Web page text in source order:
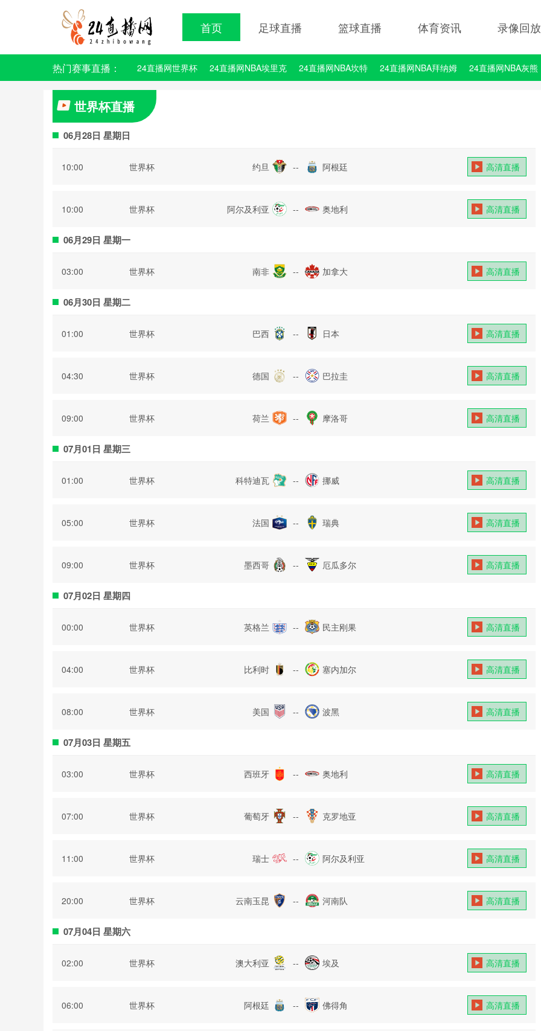
首页 足球直播 篮球直播 体育资讯 录像回放
热门赛事直播： 24直播网世界杯 24直播网NBA埃里克 24直播网NBA坎特 24直播网NBA拜纳姆 24直播网NBA灰熊
世界杯直播
06月28日 星期日
10:00 世界杯 约旦 -- 阿根廷 高清直播
10:00 世界杯 阿尔及利亚 -- 奥地利 高清直播
06月29日 星期一
03:00 世界杯 南非 -- 加拿大 高清直播
06月30日 星期二
01:00 世界杯 巴西 -- 日本 高清直播
04:30 世界杯 德国 -- 巴拉圭 高清直播
09:00 世界杯 荷兰 -- 摩洛哥 高清直播
07月01日 星期三
01:00 世界杯 科特迪瓦 -- 挪威 高清直播
05:00 世界杯 法国 -- 瑞典 高清直播
09:00 世界杯 墨西哥 -- 厄瓜多尔 高清直播
07月02日 星期四
00:00 世界杯 英格兰 -- 民主刚果 高清直播
04:00 世界杯 比利时 -- 塞内加尔 高清直播
08:00 世界杯 美国 -- 波黑 高清直播
07月03日 星期五
03:00 世界杯 西班牙 -- 奥地利 高清直播
07:00 世界杯 葡萄牙 -- 克罗地亚 高清直播
11:00 世界杯 瑞士 -- 阿尔及利亚 高清直播
20:00 世界杯 云南玉昆 -- 河南队 高清直播
07月04日 星期六
02:00 世界杯 澳大利亚 -- 埃及 高清直播
06:00 世界杯 阿根廷 -- 佛得角 高清直播